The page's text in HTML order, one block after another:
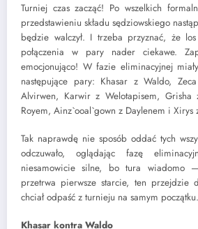
Turniej czas zacząć! Po wszelkich
przedstawieniu składu sędziowskiego
będzie walczył. I trzeba przyznać, że
połączenia w pary nader ciekawe.
emocjonująco! W fazie eliminacyjnej
następujące pary: Khasar z Waldo,
Alvirwen, Karwir z Welotapisem,
Royem, Ainz`ooal`gown z Daylenem i Xirys
Tak naprawdę nie sposób oddać tych
odczuwało, oglądając fazę
niesamowicie silne, bo tura wiadomo
przetrwa pierwsze starcie, ten
chciał odpaść z turnieju na samym
Khasar kontra Waldo